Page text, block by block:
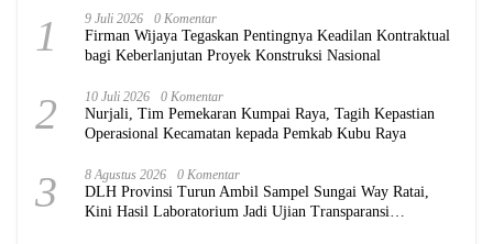
1 9 Juli 2026 0 Komentar
Firman Wijaya Tegaskan Pentingnya Keadilan Kontraktual
bagi Keberlanjutan Proyek Konstruksi Nasional
2 10 Juli 2026 0 Komentar
Nurjali, Tim Pemekaran Kumpai Raya, Tagih Kepastian
Operasional Kecamatan kepada Pemkab Kubu Raya
3 8 Agustus 2026 0 Komentar
DLH Provinsi Turun Ambil Sampel Sungai Way Ratai,
Kini Hasil Laboratorium Jadi Ujian Transparansi